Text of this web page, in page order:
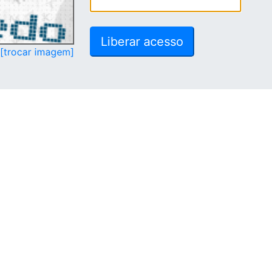
[trocar imagem]